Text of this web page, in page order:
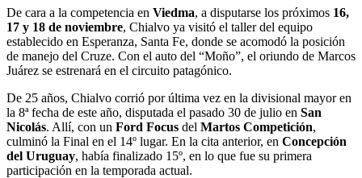
De cara a la competencia en Viedma, a disputarse los próximos 16,
17 y 18 de noviembre, Chialvo ya visitó el taller del equipo
establecido en Esperanza, Santa Fe, donde se acomodó la posición
de manejo del Cruze. Con el auto del “Moño”, el oriundo de Marcos
Juárez se estrenará en el circuito patagónico.
De 25 años, Chialvo corrió por última vez en la divisional mayor en
la 8ª fecha de este año, disputada el pasado 30 de julio en San
Nicolás. Allí, con un Ford Focus del Martos Competición,
culminó la Final en el 14º lugar. En la cita anterior, en Concepción
del Uruguay, había finalizado 15º, en lo que fue su primera
participación en la temporada actual.